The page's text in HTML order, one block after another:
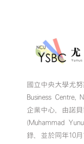
國立中央大學尤
Business Centre,
企業中心，由諾
(Muhammad
錄，並於同年10